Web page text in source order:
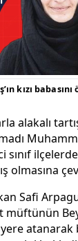
kızı
alakalı
olmasına
Safi
müftünün
atanarak